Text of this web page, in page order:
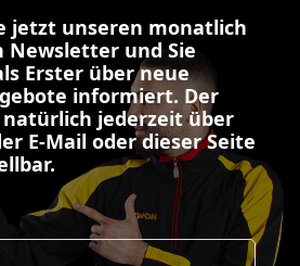
jetzt unseren monatlich
Newsletter und Sie
Erster über neue
informiert. Der
jederzeit über
E-Mail oder dieser Seite